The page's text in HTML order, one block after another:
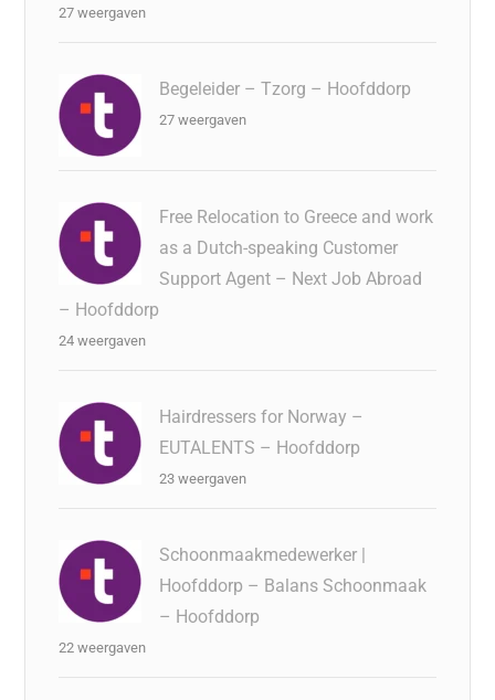
27 weergaven
Begeleider – Tzorg – Hoofddorp
27 weergaven
Free Relocation to Greece and work
as a Dutch-speaking Customer
Support Agent – Next Job Abroad
– Hoofddorp
24 weergaven
Hairdressers for Norway –
EUTALENTS – Hoofddorp
23 weergaven
Schoonmaakmedewerker |
Hoofddorp – Balans Schoonmaak
– Hoofddorp
22 weergaven